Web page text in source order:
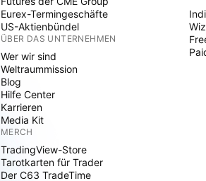
Eurex-Termingeschäfte
US-Aktienbündel
ÜBER DAS UNTERNEHMEN
Wer wir sind
Weltraummission
Blog
Hilfe Center
Karrieren
Media Kit
MERCH
TradingView-Store
Tarotkarten für Trader
Der C63 TradeTime